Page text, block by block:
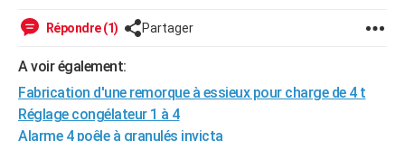
WEEK-END
Art de vivre
Bien-être
Loisirs
Mode
Modes de vie
SANTE
Alimentation
Guide de la santé
Maladies
Médicaments
Sommeil
VOYAGE
Répondre (1) Partager
A voir également:
Fabrication d'une remorque à essieux pour charge de 4 t
Réglage congélateur 1 à 4
Alarme 4 poêle à granulés invicta